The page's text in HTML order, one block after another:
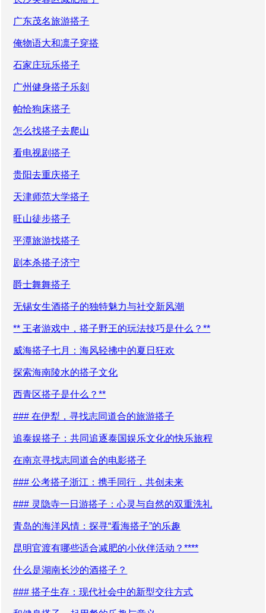
广东茂名旅游搭子
俺物语大和凛子穿搭
石家庄玩乐搭子
广州健身搭子乐刻
帕恰狗床搭子
怎么找搭子去爬山
看电视剧搭子
贵阳去重庆搭子
天津师范大学搭子
旺山徒步搭子
平潭旅游找搭子
剧本杀搭子济宁
爵士舞舞搭子
无锡女生酒搭子的独特魅力与社交新风潮
** 王者游戏中，搭子野王的玩法技巧是什么？**
威海搭子七月：海风轻拂中的夏日狂欢
探索海南陵水的搭子文化
西青区搭子是什么？**
### 在伊犁，寻找志同道合的旅游搭子
追泰娱搭子：共同追逐泰国娱乐文化的快乐旅程
在南京寻找志同道合的电影搭子
### 公考搭子浙江：携手同行，共创未来
### 灵隐寺一日游搭子：心灵与自然的双重洗礼
青岛的海洋风情：探寻“看海搭子”的乐趣
昆明官渡有哪些适合减肥的小伙伴活动？****
什么是湖南长沙的酒搭子？
### 搭子生存：现代社会中的新型交往方式